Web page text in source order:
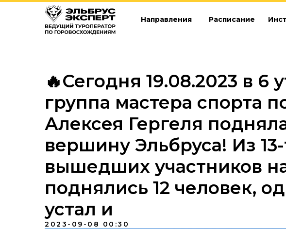
Расписание
Направления
🔥Сегодня 19.08.2023 в 6
группа мастера спорта
Алексея Гергеля
вершину Эльбруса! Из
вышедших участников
поднялись 12 человек,
устал и
2023-09-08 00:30